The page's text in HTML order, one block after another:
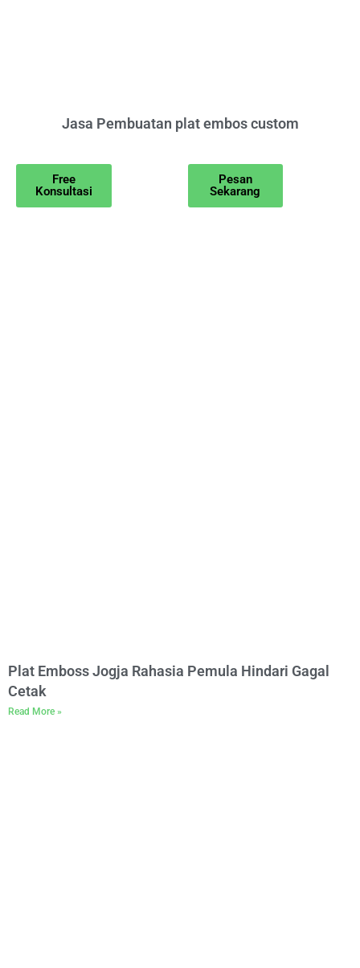
Jasa Pembuatan plat embos custom
Free
Konsultasi
Pesan
Sekarang
Plat Emboss Jogja Rahasia Pemula Hindari Gagal
Cetak
Read More »